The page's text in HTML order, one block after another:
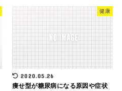
健康
2020.05.26
痩せ型が糖尿病になる原因や症状